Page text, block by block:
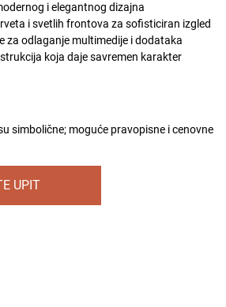
i elegantnog dizajna
i svetlih frontova za sofisticiran izgled
za odlaganje multimedije i dodataka
koja daje savremen karakter
simbolične; moguće pravopisne i cenovne
UPIT